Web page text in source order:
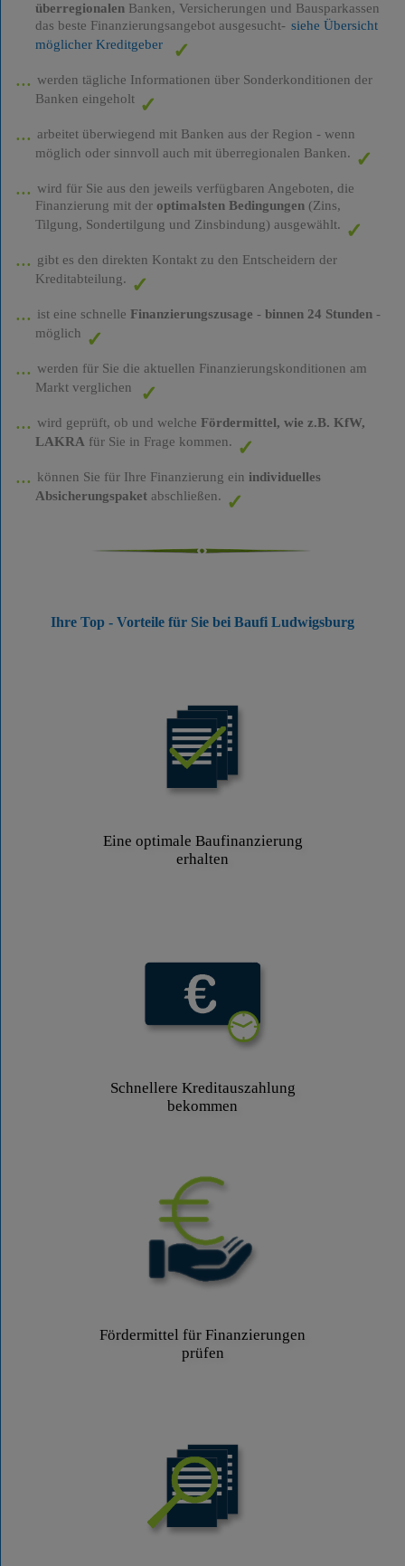
überregionalenBanken, Versicherungen und Bausparkassen
das beste Finanzierungsangebot ausgesucht- siehe Übersicht
möglicher Kreditgeber
werden tägliche Informationen über Sonderkonditionen der
Banken eingeholt
arbeitet überwiegend mit Banken aus der Region - wenn
möglich oder sinnvoll auch mit überregionalen Banken.
wird für Sie aus den jeweils verfügbaren Angeboten, die
Finanzierung mit der optimalsten Bedingungen(Zins,
Tilgung, Sondertilgung und Zinsbindung) ausgewählt.
gibt es den direkten Kontakt zu den Entscheidern der
Kreditabteilung.
ist eine schnelle Finanzierungszusage - binnen 24 Stunden-
möglich
werden für Sie die aktuellen Finanzierungskonditionen am
Markt verglichen
wird geprüft, ob und welche Fördermittel, wie z.B. KfW,
LAKRA für Sie in Frage kommen.
können Sie für Ihre Finanzierung ein individuelles
Absicherungspaketabschließen.
Ihre Top - Vorteile für Sie bei Baufi Ludwigsburg
Eine optimale Baufinanzierung
erhalten
Schnellere Kreditauszahlung
bekommen
Fördermittel für Finanzierungen
prüfen